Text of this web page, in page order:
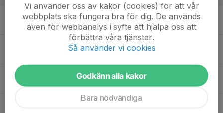
20
Ons
Vi använder oss av kakor (cookies) för att vår
webbplats ska fungera bra för dig. De används
även för webbanalys i syfte att hjälpa oss att
förbättra våra tjänster.
Så använder vi cookies
Godkänn alla kakor
Bara nödvändiga